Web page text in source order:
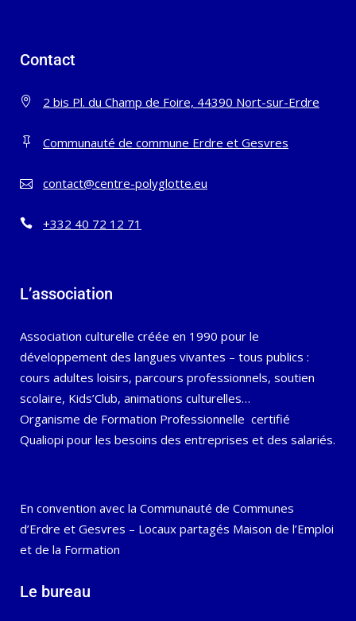
Contact
2 bis Pl. du Champ de Foire, 44390 Nort-sur-Erdre
Communauté de commune Erdre et Gesvres
contact@centre-polyglotte.eu
+332 40 72 12 71
L’association
Association culturelle créée en 1990 pour le
développement des langues vivantes – tous publics :
cours adultes loisirs, parcours professionnels, soutien
scolaire, Kids’Club, animations culturelles…
Organisme de Formation Professionnelle certifié
Qualiopi pour les besoins des entreprises et des salariés.
En convention avec la Communauté de Communes
d’Erdre et Gesvres – Locaux partagés Maison de l’Emploi
et de la Formation
Le bureau